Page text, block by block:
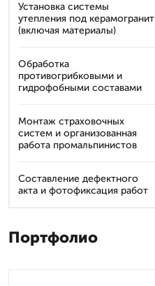
Установка системы
утепления под керамогранит
(включая материалы)
Обработка
противогрибковыми и
гидрофобными составами
Монтаж страховочных
систем и организованная
работа промальпинистов
Составление дефектного
акта и фотофиксация работ
Портфолио